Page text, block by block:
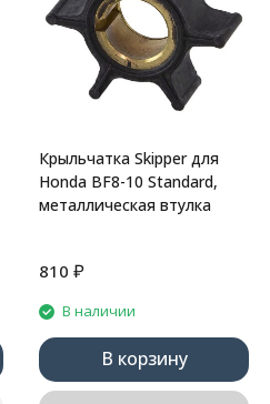
Крыльчатка Skipper для
Honda BF8-10 Standard,
металлическая втулка
810 ₽
В наличии
В корзину